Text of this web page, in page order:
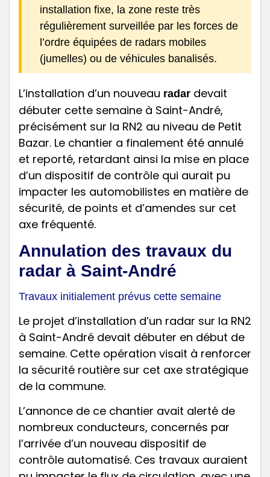
installation fixe, la zone reste très
régulièrement surveillée par les forces de
l’ordre équipées de radars mobiles
(jumelles) ou de véhicules banalisés.
L’installation d’un nouveau radar devait
débuter cette semaine à Saint-André,
précisément sur la RN2 au niveau de Petit
Bazar. Le chantier a finalement été annulé
et reporté, retardant ainsi la mise en place
d’un dispositif de contrôle qui aurait pu
impacter les automobilistes en matière de
sécurité, de points et d’amendes sur cet
axe fréquenté.
Annulation des travaux du
radar à Saint-André
Travaux initialement prévus cette semaine
Le projet d’installation d’un radar sur la RN2
à Saint-André devait débuter en début de
semaine. Cette opération visait à renforcer
la sécurité routière sur cet axe stratégique
de la commune.
L’annonce de ce chantier avait alerté de
nombreux conducteurs, concernés par
l’arrivée d’un nouveau dispositif de
contrôle automatisé. Ces travaux auraient